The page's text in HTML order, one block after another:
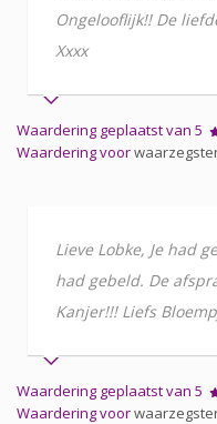
Ongelooflijk!! De
Xxxx
Waardering geplaatst van 5
Waardering voor
Lieve Lobke, Je had
had gebeld. De
Kanjer!!! Liefs
Waardering geplaatst van 5
Waardering voor